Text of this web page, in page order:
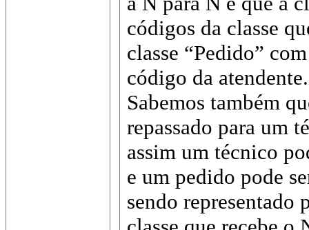
códigos da classe
classe “Pedido”
código da atendente.
Sabemos também
repassado para um
assim um técnico
e um pedido pode
sendo representado